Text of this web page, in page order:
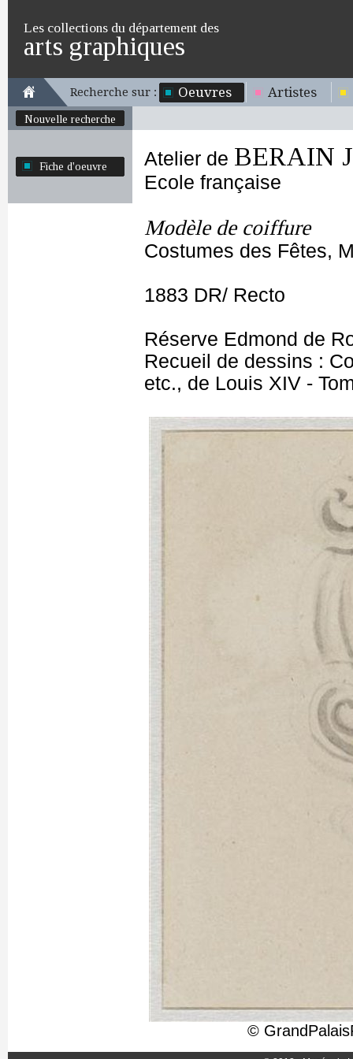
Les collections du département des
arts graphiques
Recherche sur : Oeuvres Artistes
Nouvelle recherche
Fiche d'oeuvre Atelier de BERAIN
Ecole française
Modèle de coiffure
Costumes des Fêtes,
1883 DR/ Recto
Réserve Edmond de
Recueil de dessins :
etc., de Louis XIV -
©